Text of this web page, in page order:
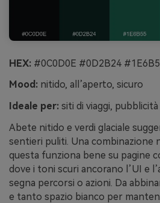
HEX: #0C0D0E #0D2B24
Mood: nitido, all’aperto, sicuro
Ideale per: siti di viaggi,
Abete nitido e verdi glaciale
sentieri puliti. Una combinazione
questa funziona bene su pagine
dove i toni scuri ancorano l’UI e
segna percorsi o azioni. Da
e tanto spazio bianco per